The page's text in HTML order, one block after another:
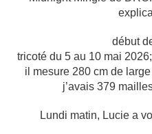
début
tricoté du 5 au 10 mai
il mesure 280 cm de
j’avais 379
Lundi matin, Lucie a